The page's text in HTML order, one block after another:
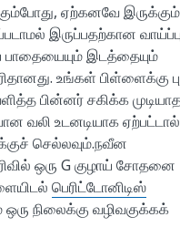
ஏற்கனவே இருக்கும்
இருப்பதற்கான
பாதையையும் இடத்தையும்
உங்கள் பிள்ளைக்கு
பின்னர் சகிக்க
வலி உடனடியாக
செல்லவும்.நவீன
ஒரு G குழாய் சோதனை
பெரிட்டோனிடிஸ்
ஒரு நிலைக்கு வழிவகுக்கக்